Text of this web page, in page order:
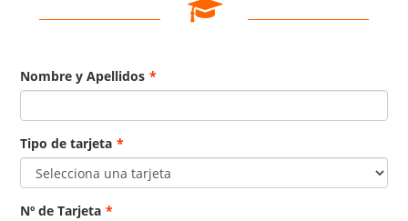
Nombre y Apellidos *
Tipo de tarjeta *
Nº de Tarjeta *